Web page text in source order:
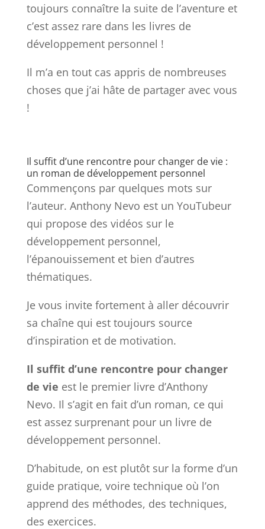
toujours connaître la suite de l’aventure et
c’est assez rare dans les livres de
développement personnel !
Il m’a en tout cas appris de nombreuses
choses que j’ai hâte de partager avec vous
!
Il suffit d’une rencontre pour changer de vie :
un roman de développement personnel
Commençons par quelques mots sur
l’auteur. Anthony Nevo est un YouTubeur
qui propose des vidéos sur le
développement personnel,
l’épanouissement et bien d’autres
thématiques.
Je vous invite fortement à aller découvrir
sa chaîne qui est toujours source
d’inspiration et de motivation.
Il suffit d’une rencontre pour changer
de vie est le premier livre d’Anthony
Nevo. Il s’agit en fait d’un roman, ce qui
est assez surprenant pour un livre de
développement personnel.
D’habitude, on est plutôt sur la forme d’un
guide pratique, voire technique où l’on
apprend des méthodes, des techniques,
des exercices.